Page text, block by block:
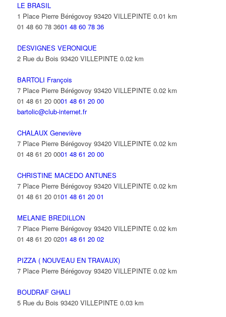
LE BRASIL
1 Place Pierre Bérégovoy 93420 VILLEPINTE 0.01 km
01 48 60 78 3601 48 60 78 36
DESVIGNES VERONIQUE
2 Rue du Bois 93420 VILLEPINTE 0.02 km
BARTOLI François
7 Place Pierre Bérégovoy 93420 VILLEPINTE 0.02 km
01 48 61 20 0001 48 61 20 00
bartolic@club-internet.fr
CHALAUX Geneviève
7 Place Pierre Bérégovoy 93420 VILLEPINTE 0.02 km
01 48 61 20 0001 48 61 20 00
CHRISTINE MACEDO ANTUNES
7 Place Pierre Bérégovoy 93420 VILLEPINTE 0.02 km
01 48 61 20 0101 48 61 20 01
MELANIE BREDILLON
7 Place Pierre Bérégovoy 93420 VILLEPINTE 0.02 km
01 48 61 20 0201 48 61 20 02
PIZZA ( NOUVEAU EN TRAVAUX)
7 Place Pierre Bérégovoy 93420 VILLEPINTE 0.02 km
BOUDRAF GHALI
5 Rue du Bois 93420 VILLEPINTE 0.03 km